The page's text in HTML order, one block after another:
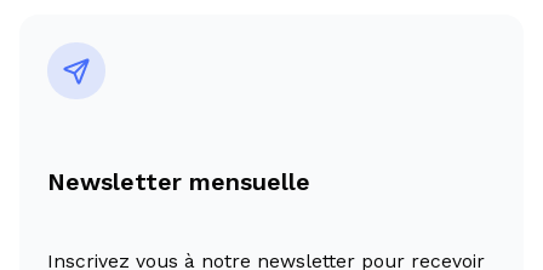
Newsletter mensuelle
Inscrivez vous à notre newsletter pour recevoir